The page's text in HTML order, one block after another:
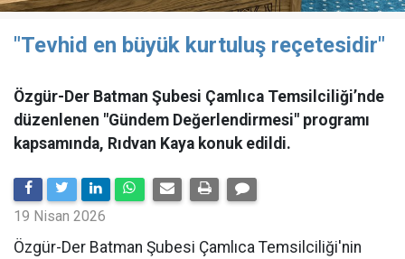
"Tevhid en büyük kurtuluş reçetesidir"
Özgür-Der Batman Şubesi Çamlıca Temsilciliği’nde
düzenlenen "Gündem Değerlendirmesi" programı
kapsamında, Rıdvan Kaya konuk edildi.
19 Nisan 2026
​Özgür-Der Batman Şubesi Çamlıca Temsilciliği'nin